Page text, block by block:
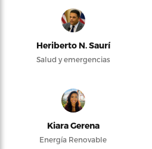
Heriberto N. Saurí
Salud y emergencias
Kiara Gerena
Energía Renovable